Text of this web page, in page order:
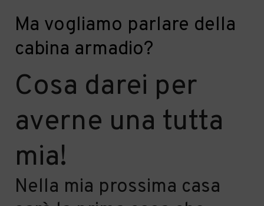
Ma vogliamo parlare della
cabina armadio?
Cosa darei per
averne una tutta
mia!
Nella mia prossima casa